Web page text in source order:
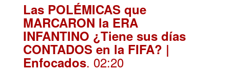
Las POLÉMICAS que
MARCARON la ERA
INFANTINO ¿Tiene sus días
CONTADOS en la FIFA? |
Enfocados. 02:20